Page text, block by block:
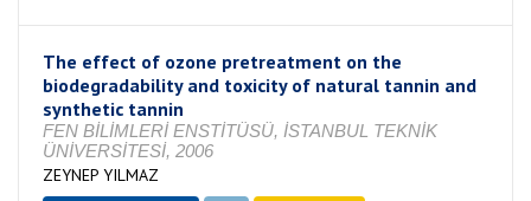
The effect of ozone pretreatment on the
biodegradability and toxicity of natural tannin and
synthetic tannin
FEN BİLİMLERİ ENSTİTÜSÜ, İSTANBUL TEKNİK
ÜNİVERSİTESİ, 2006
ZEYNEP YILMAZ